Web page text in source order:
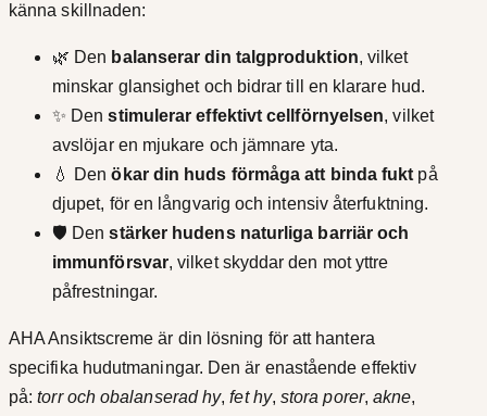
känna skillnaden:
🌿 Den balanserar din talgproduktion, vilket
minskar glansighet och bidrar till en klarare hud.
✨ Denstimulerar effektivt cellförnyelsen, vilket
avslöjar en mjukare och jämnare yta.
💧 Denökar din huds förmåga att binda fukt på
djupet, för en långvarig och intensiv återfuktning.
🛡️ Denstärker hudens naturliga barriär och
immunförsvar, vilket skyddar den mot yttre
påfrestningar.
AHA Ansiktscreme är din lösning för att hantera
specifika hudutmaningar. Den är enastående effektiv
på:torr och obalanserad hy,fet hy, stora porer,akne,